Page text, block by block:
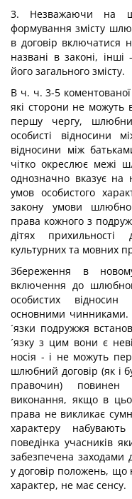
3. Незважаючи на
формування змісту
в договір включатися
названі в законі,
його загального змісту.
В ч. ч. 3-5
які сторони не
першу чергу,
особисті відносини
відносини між
чітко окреслює межі
однозначно вказує на
умов особистого
закону умови
права кожного з
дітях прихильності
культурних та мовних
Збереження в
включення до
особистих
основними чинниками.
´язки подружжя
´язку з цим вони є
носія - і не можуть
шлюбний договір (як і
правочин) повинен
виконання, якщо в
права не викликає
характеру
поведінка учасників
забезпечена заходами
у договір положень, що
характер, не має сенсу.